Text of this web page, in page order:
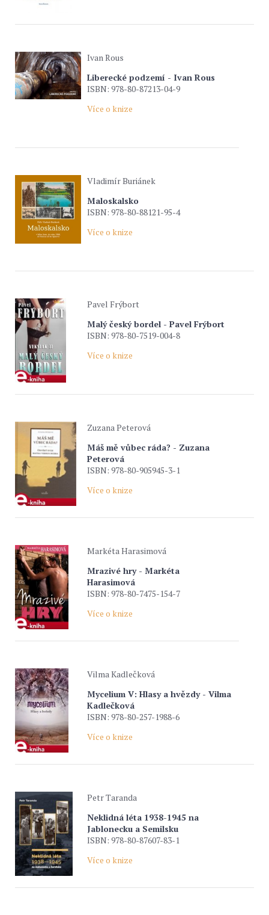
Ivan Rous
Liberecké podzemí - Ivan Rous
ISBN: 978-80-87213-04-9
Více o knize
Vladimír Buriánek
Maloskalsko
ISBN: 978-80-88121-95-4
Více o knize
Pavel Frýbort
Malý český bordel - Pavel Frýbort
ISBN: 978-80-7519-004-8
Více o knize
Zuzana Peterová
Máš mě vůbec ráda? - Zuzana
Peterová
ISBN: 978-80-905945-3-1
Více o knize
Markéta Harasimová
Mrazivé hry - Markéta
Harasimová
ISBN: 978-80-7475-154-7
Více o knize
Vilma Kadlečková
Mycelium V: Hlasy a hvězdy - Vilma
Kadlečková
ISBN: 978-80-257-1988-6
Více o knize
Petr Taranda
Neklidná léta 1938-1945 na
Jablonecku a Semilsku
ISBN: 978-80-87607-83-1
Více o knize